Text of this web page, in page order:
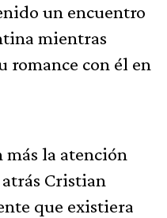
un encuentro
mientras
romance con él en
la atención
Cristian
que existiera